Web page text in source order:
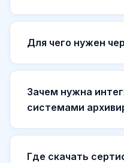
Для чего нужен
Зачем нужна
системами
Где скачать